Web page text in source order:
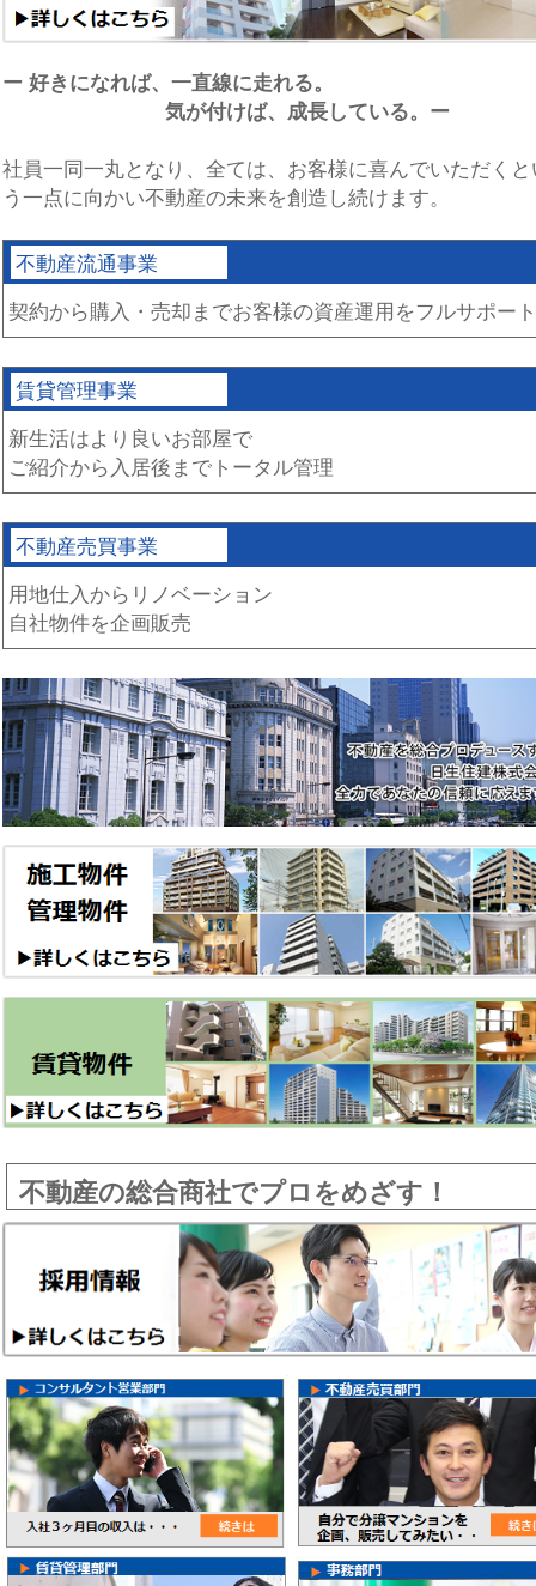
ー 好きになれば、一直線に走れる。
気が付けば、成長している。ー
社員一同一丸となり、全ては、お客様に喜んでいただく
う一点に向かい不動産の未来を創造し続けます。
不動産流通事業
契約から購入・売却までお客様の資産運用をフルサポート
賃貸管理事業
新生活はより良いお部屋で
ご紹介から入居後までトータル管理
不動産売買事業
用地仕入からリノベーション
自社物件を企画販売
不動産の総合商社でプロをめざす！